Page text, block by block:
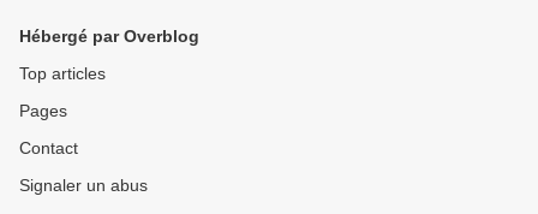
Hébergé par Overblog
Top articles
Pages
Contact
Signaler un abus